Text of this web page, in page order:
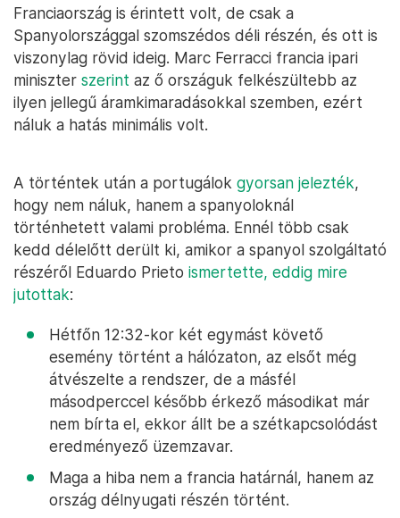
Franciaország is érintett volt, de csak a
Spanyolországgal szomszédos déli részén, és ott is
viszonylag rövid ideig. Marc Ferracci francia ipari
miniszter szerint az ő országuk felkészültebb az
ilyen jellegű áramkimaradásokkal szemben, ezért
náluk a hatás minimális volt.
A történtek után a portugálok gyorsan jelezték,
hogy nem náluk, hanem a spanyoloknál
történhetett valami probléma. Ennél több csak
kedd délelőtt derült ki, amikor a spanyol szolgáltató
részéről Eduardo Prieto ismertette, eddig mire
jutottak:
Hétfőn 12:32-kor két egymást követő
esemény történt a hálózaton, az elsőt még
átvészelte a rendszer, de a másfél
másodperccel később érkező másodikat már
nem bírta el, ekkor állt be a szétkapcsolódást
eredményező üzemzavar.
Maga a hiba nem a francia határnál, hanem az
ország délnyugati részén történt.